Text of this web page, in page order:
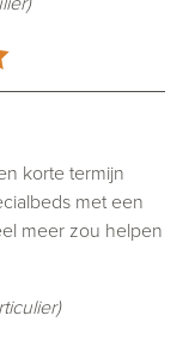
korte termijn
met een
meer zou helpen